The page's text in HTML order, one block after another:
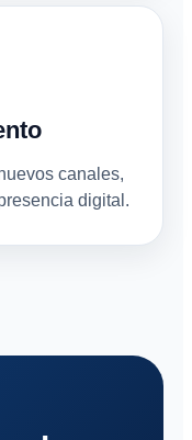
canales,
digital.